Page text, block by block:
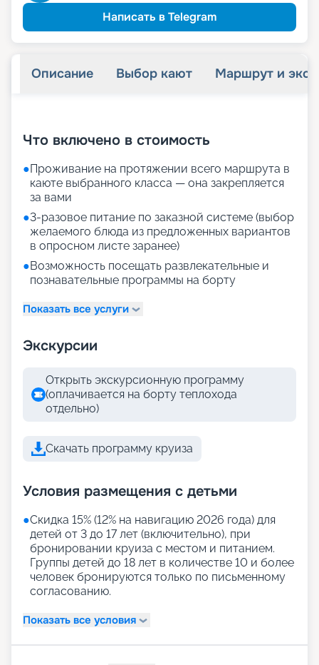
Написать в Telegram
Описание Выбор кают Маршрут и
Что включено в стоимость
●Проживание на протяжении всего маршрута в
каюте выбранного класса — она закрепляется
за вами
●3-разовое питание по заказной системе (выбор
желаемого блюда из предложенных вариантов
в опросном листе заранее)
●Возможность посещать развлекательные и
познавательные программы на борту
Показать все услуги
Экскурсии
Открыть экскурсионную программу
(оплачивается на борту теплохода
отдельно)
Скачать программу круиза
Условия размещения с детьми
●Скидка 15% (12% на навигацию 2026 года) для
детей от 3 до 17 лет (включительно), при
бронировании круиза с местом и питанием.
Группы детей до 18 лет в количестве 10 и более
человек бронируются только по письменному
согласованию.
Показать все условия